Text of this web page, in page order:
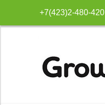
+7(423)2-480-420